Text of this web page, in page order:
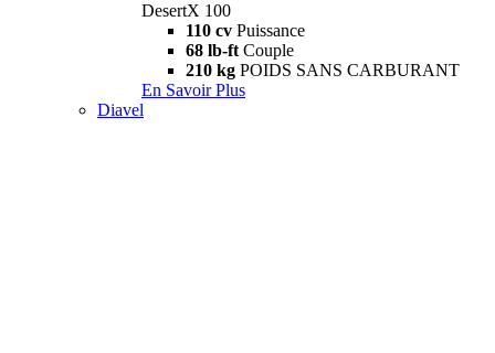
DesertX 100
110 cv Puissance
68 lb-ft Couple
210 kg POIDS SANS CARBURANT
En Savoir Plus
Diavel